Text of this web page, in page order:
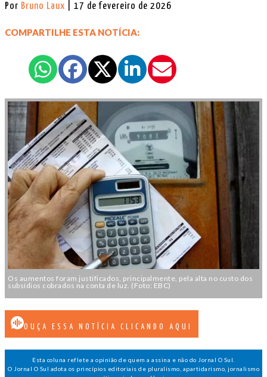
Por Bruno Laux | 17 de fevereiro de 2026
COMPARTILHE ESTA NOTÍCIA:
Os aumentos foram justificados, principalmente, pela alta no custo dos
subsídios cobrados na conta de luz. (Foto: EBC)
OUÇA ESSA NOTÍCIA CLICANDO AQUI
Esta coluna reflete a opinião de quem a assina e não do Jornal O Sul.
O Jornal O Sul adota os princípios editoriais de pluralismo, apartidarismo, jornalismo